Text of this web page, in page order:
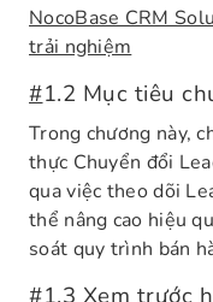
NocoBase CRM
trải nghiệm
#1.2 Mục tiêu
Trong chương này,
thực Chuyển đổi
qua việc theo dõi
thể nâng cao hiệu
soát quy trình bán
#1.3 Xem trước